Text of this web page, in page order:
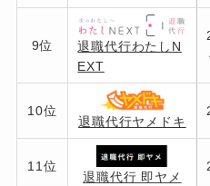
9位
退職代行わたしN
EXT
10位
退職代行ヤメドキ
11位
退職代行 即ヤメ